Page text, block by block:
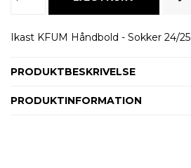
Ikast KFUM Håndbold - Sokker 24/25
PRODUKTBESKRIVELSE
PRODUKTINFORMATION